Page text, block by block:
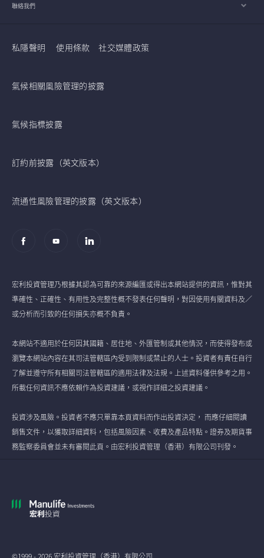
聯絡我們
私隱聲明 使用條款 社交媒體政策
氣候相關風險管理的披露
氣候指標披露
訂約前披露（英文版本）
流通性風險管理的披露（英文版本）
宏利投資管理乃根據其認為可靠的來源編匯或得出本網站提供的資訊，惟對其
準確性、正確性、有用性及完整性概不發表任何聲明，對因使用有關資料及／
或分析而引致的任何損失亦概不負責。
本網站不適用於任何因其國籍、居住地、外匯管制或其他情況，而使得發布或
瀏覽本網站內容在其司法管轄區內受到限制或禁止的人士。投資者有責任自行
了解並遵守所有相關司法管轄區的適用法律及法規。上述資料僅供參考之用。
所載任何資訊不應依賴作為投資建議，或視作詳細之投資建議。
投資涉及風險。投資者不應只單靠本頁資料而作出投資決定， 而應仔細閱讀
銷售文件，以獲取詳細資料，包括風險因素、收費及產品特點。證券及期貨事
務監察委員會並未有審閱此頁。由宏利投資管理（香港）有限公司刊發。